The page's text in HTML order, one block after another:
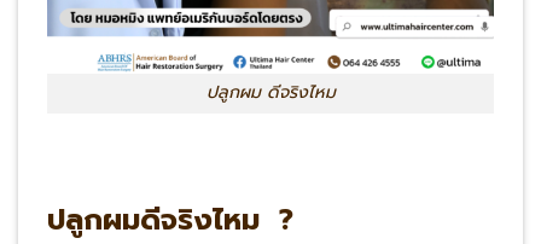
ปลูกผม ดีจริงไหม
ปลูกผมดีจริงไหม ?